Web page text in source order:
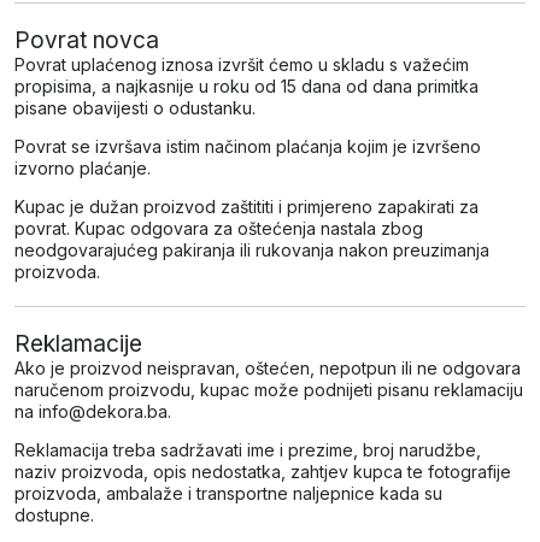
Povrat novca
Povrat uplaćenog iznosa izvršit ćemo u skladu s važećim
propisima, a najkasnije u roku od 15 dana od dana primitka
pisane obavijesti o odustanku.
Povrat se izvršava istim načinom plaćanja kojim je izvršeno
izvorno plaćanje.
Kupac je dužan proizvod zaštititi i primjereno zapakirati za
povrat. Kupac odgovara za oštećenja nastala zbog
neodgovarajućeg pakiranja ili rukovanja nakon preuzimanja
proizvoda.
Reklamacije
Ako je proizvod neispravan, oštećen, nepotpun ili ne odgovara
naručenom proizvodu, kupac može podnijeti pisanu reklamaciju
na info@dekora.ba.
Reklamacija treba sadržavati ime i prezime, broj narudžbe,
naziv proizvoda, opis nedostatka, zahtjev kupca te fotografije
proizvoda, ambalaže i transportne naljepnice kada su
dostupne.